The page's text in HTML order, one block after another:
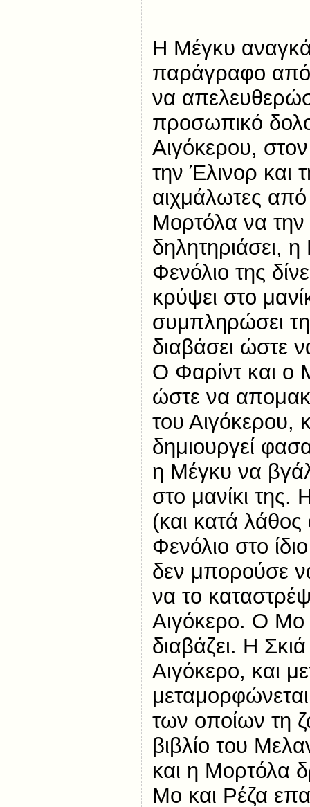
Η Μέγκυ
παράγραφο από
να
προσωπικό
Αιγόκερου,
την Έλινορ και
αιχμάλωτες
Μορτόλα να την
δηλητηριάσει,
Φενόλιο της
κρύψει στο
συμπληρώσει
διαβάσει ώστε
Ο Φαρίντ και ο
ώστε να
του Αιγόκερου,
δημιουργεί
η Μέγκυ να
στο μανίκι της.
(και κατά λάθος
Φενόλιο στο
δεν μπορούσε
να το
Αιγόκερο. Ο Μο
διαβάζει. Η
Αιγόκερο, και
των οποίων τη
βιβλίο του
και η Μορτόλα
Μο και Ρέζα